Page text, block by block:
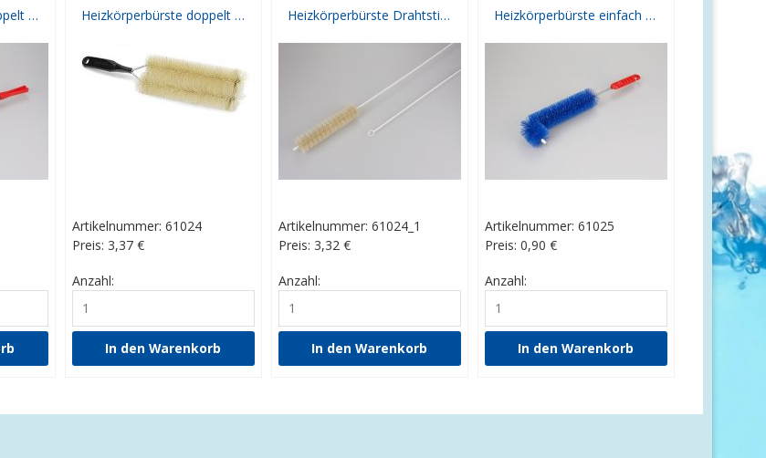
Heizkörperbürste doppelt farbig Heizkörperbürste doppelt reine Borste
Artikelnummer: 61024
Preis: 3,37 €
Anzahl:
Heizkörperbürste Drahtstiel 1,10 m lang
Artikelnummer: 61024_1
Preis: 3,32 €
Anzahl:
Heizkörperbürste einfach farbig
Artikelnummer: 61025
Preis: 0,90 €
Anzahl: